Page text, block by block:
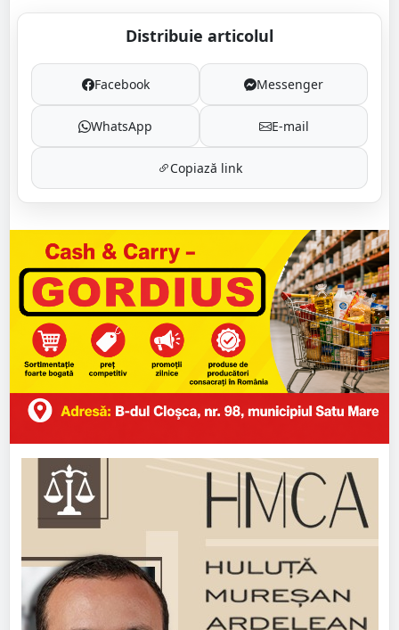
Distribuie articolul
Facebook Messenger
WhatsApp E-mail
Copiază link